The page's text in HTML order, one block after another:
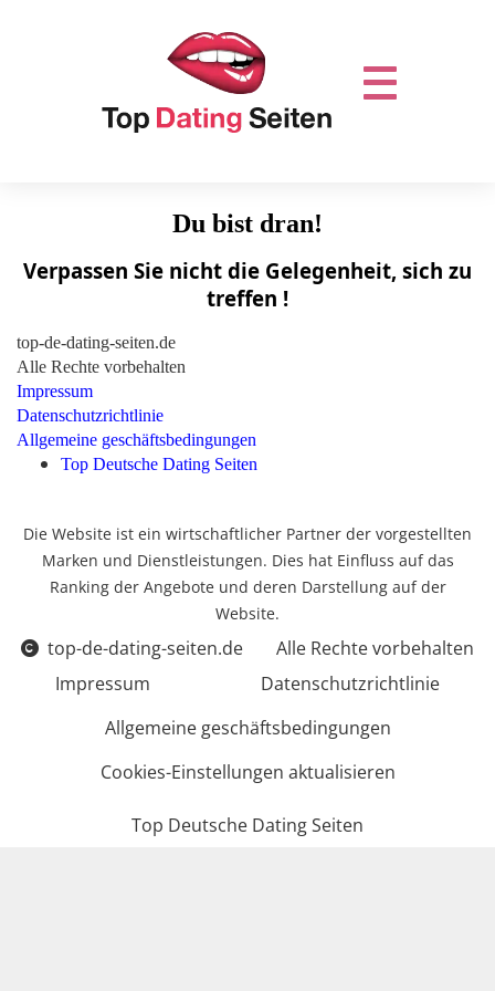
Du bist dran!
Verpassen Sie nicht die Gelegenheit, sich zu
treffen !
top-de-dating-seiten.de
Alle Rechte vorbehalten
Impressum
Datenschutzrichtlinie
Allgemeine geschäftsbedingungen
Top Deutsche Dating Seiten
Die Website ist ein wirtschaftlicher Partner der vorgestellten
Marken und Dienstleistungen. Dies hat Einfluss auf das
Ranking der Angebote und deren Darstellung auf der
Website.
top-de-dating-seiten.de
Alle Rechte vorbehalten
Impressum
Datenschutzrichtlinie
Allgemeine geschäftsbedingungen
Cookies-Einstellungen aktualisieren
Top Deutsche Dating Seiten